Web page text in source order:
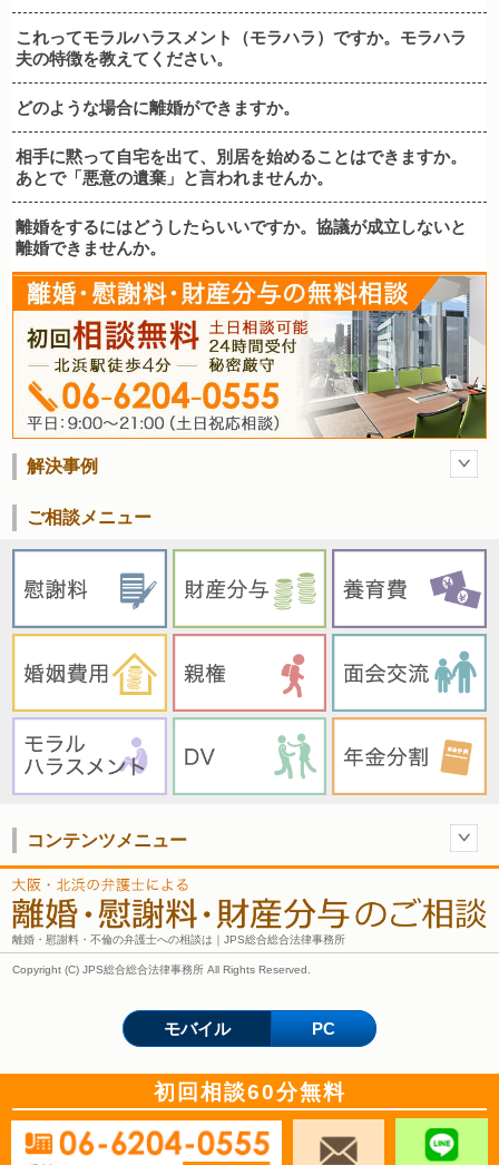
これってモラルハラスメント（モラハラ）ですか。モラハラ
夫の特徴を教えてください。
どのような場合に離婚ができますか。
相手に黙って自宅を出て、別居を始めることはできますか。
あとで「悪意の遺棄」と言われませんか。
離婚をするにはどうしたらいいですか。協議が成立しないと
離婚できませんか。
解決事例
ご相談メニュー
コンテンツメニュー
離婚・慰謝料・不倫の弁護士への相談は｜JPS総合総合法律事務所
Copyright (C) JPS総合総合法律事務所 All Rights Reserved.
初回相談60分無料
モバイル PC